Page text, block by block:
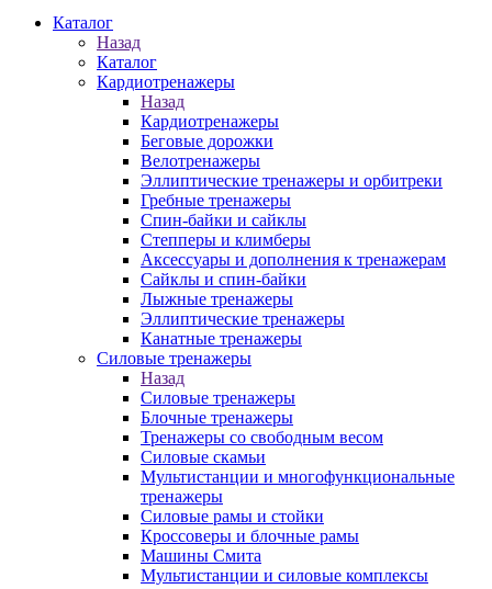
Каталог
Назад
Каталог
Кардиотренажеры
Назад
Кардиотренажеры
Беговые дорожки
Велотренажеры
Эллиптические тренажеры и орбитреки
Гребные тренажеры
Спин-байки и сайклы
Степперы и климберы
Аксессуары и дополнения к тренажерам
Сайклы и спин-байки
Лыжные тренажеры
Эллиптические тренажеры
Канатные тренажеры
Силовые тренажеры
Назад
Силовые тренажеры
Блочные тренажеры
Тренажеры со свободным весом
Силовые скамьи
Мультистанции и многофункциональные
тренажеры
Силовые рамы и стойки
Кроссоверы и блочные рамы
Машины Смита
Мультистанции и силовые комплексы